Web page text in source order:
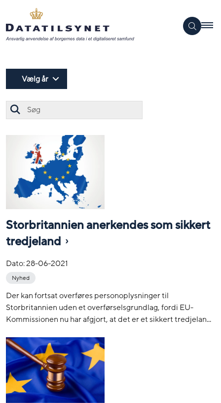
Vælg år
Storbritannien anerkendes som sikkert
tredjeland
Dato:28-06-2021
Nyhed
Der kan fortsat overføres personoplysninger til
Storbritannien uden et overførselsgrundlag, fordi EU-
Kommissionen nu har afgjort, at det er et sikkert tredjelan...